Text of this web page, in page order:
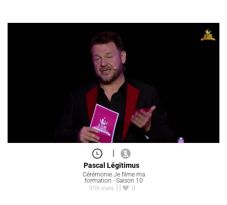
|
Pascal Légitimus
Cérémonie Je filme ma
formation - Saison 10
956 vues
0